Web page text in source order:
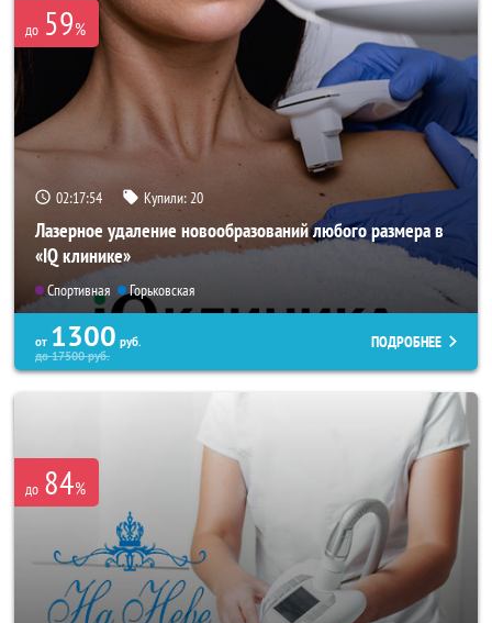
до 59%
02:17:53 Купили: 20
Лазерное удаление новообразований любого размера в
«IQ клинике»
Спортивная Горьковская
от 1300 руб.
до17500руб.
ПОДРОБНЕЕ
до 84%